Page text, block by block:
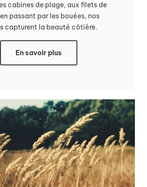
cabines de plage, aux filets de
passant par les bouées, nos
capturent la beauté côtière.
En savoir plus